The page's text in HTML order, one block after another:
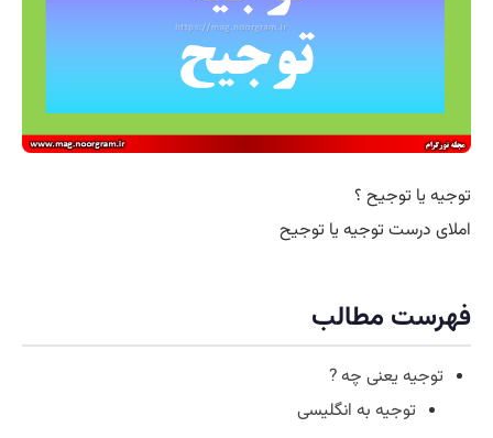
توجیه یا توجیح ؟
املای درست توجیه یا توجیح
فهرست مطالب
توجیه یعنی چه ?
توجیه به انگلیسی